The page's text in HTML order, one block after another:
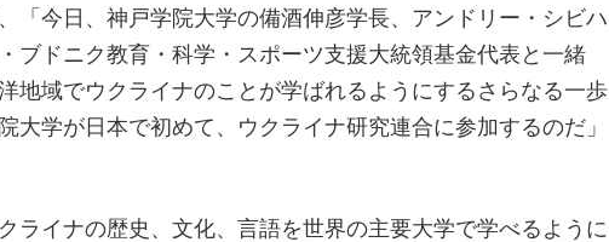
「今日、神戸学院大学の備酒伸彦学長、アンドリー・シビハ
ブドニク教育・科学・スポーツ支援大統領基金代表と一緒
地域でウクライナのことが学ばれるようにするさらなる一歩
大学が日本で初めて、ウクライナ研究連合に参加するのだ」
ライナの歴史、文化、言語を世界の主要大学で学べるように